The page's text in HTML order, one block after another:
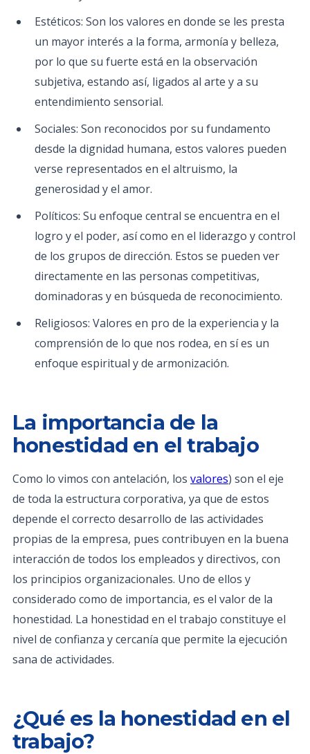
Estéticos: Son los valores en donde se les presta
un mayor interés a la forma, armonía y belleza,
por lo que su fuerte está en la observación
subjetiva, estando así, ligados al arte y a su
entendimiento sensorial.
Sociales: Son reconocidos por su fundamento
desde la dignidad humana, estos valores pueden
verse representados en el altruismo, la
generosidad y el amor.
Políticos: Su enfoque central se encuentra en el
logro y el poder, así como en el liderazgo y control
de los grupos de dirección. Estos se pueden ver
directamente en las personas competitivas,
dominadoras y en búsqueda de reconocimiento.
Religiosos: Valores en pro de la experiencia y la
comprensión de lo que nos rodea, en sí es un
enfoque espiritual y de armonización.
La importancia de la
honestidad en el trabajo
Como lo vimos con antelación, los valores) son el eje
de toda la estructura corporativa, ya que de estos
depende el correcto desarrollo de las actividades
propias de la empresa, pues contribuyen en la buena
interacción de todos los empleados y directivos, con
los principios organizacionales. Uno de ellos y
considerado como de importancia, es el valor de la
honestidad. La honestidad en el trabajo constituye el
nivel de confianza y cercanía que permite la ejecución
sana de actividades.
¿Qué es la honestidad en el
trabajo?